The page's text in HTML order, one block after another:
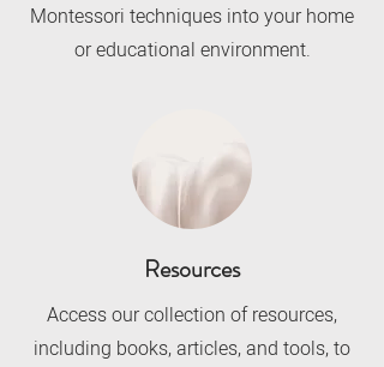
Montessori techniques into your home
or educational environment.
Resources
Access our collection of resources,
including books, articles, and tools, to